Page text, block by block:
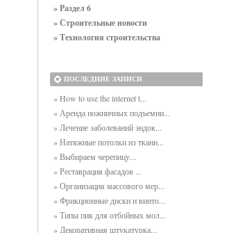
» Раздел 6
» Строительные новости
» Технология строительства
ПОСЛЕДНИЕ ЗАПИСИ
» How to use the internet t...
» Аренда ножничных подъемни...
» Лечение заболеваний эндок...
» Натяжные потолки из ткани...
» Выбираем черепицу...
» Реставрация фасадов ...
» Организация массового мер...
» Фрикционные диски и винто...
» Типы пик для отбойных мол...
» Декоративная штукатурка...